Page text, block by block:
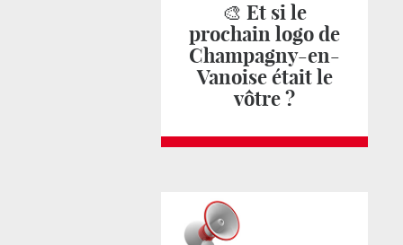
🎨 Et si le
prochain logo de
Champagny-en-
Vanoise était le
vôtre ?